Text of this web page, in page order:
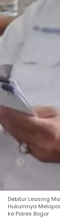
Debitur Leasing
Hukumnya
ke Polres Bogor